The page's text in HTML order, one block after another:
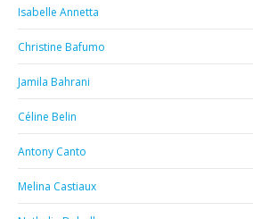
Isabelle Annetta
Christine Bafumo
Jamila Bahrani
Céline Belin
Antony Canto
Melina Castiaux